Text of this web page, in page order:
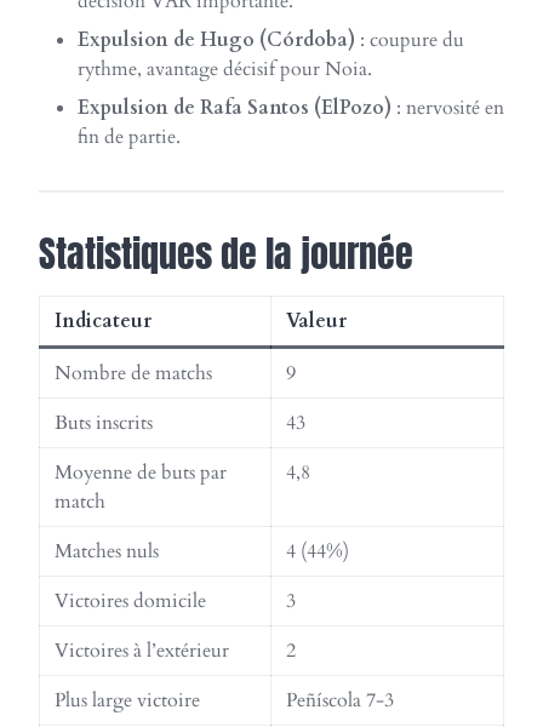
Expulsion de Hugo (Córdoba) : coupure du
rythme, avantage décisif pour Noia.
Expulsion de Rafa Santos (ElPozo) : nervosité en
fin de partie.
Statistiques de la journée
Indicateur
Valeur
Nombre de matchs
9
Buts inscrits
43
Moyenne de buts par
match
4,8
Matches nuls
4 (44%)
Victoires domicile
3
Victoires à l’extérieur
2
Plus large victoire
Peñíscola 7-3